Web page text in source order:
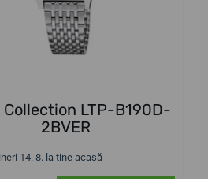
Collection LTP-B190D-
2BVER
14. 8. la tine acasă